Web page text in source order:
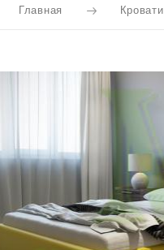
Главная Кровати